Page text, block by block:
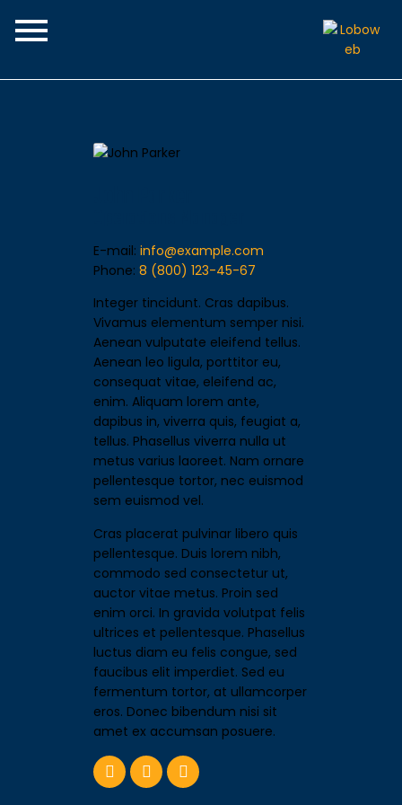
Join the Team
BUSA Rise
E-mail: info@example.com
Phone: 8 (800) 123-45-67
Integer tincidunt. Cras dapibus.
Vivamus elementum semper nisi.
Aenean vulputate eleifend tellus.
Aenean leo ligula, porttitor eu,
consequat vitae, eleifend ac,
enim. Aliquam lorem ante,
dapibus in, viverra quis, feugiat a,
tellus. Phasellus viverra nulla ut
metus varius laoreet. Nam ornare
pellentesque tortor, nec euismod
sem euismod vel.
Cras placerat pulvinar libero quis
pellentesque. Duis lorem nibh,
commodo sed consectetur ut,
auctor vitae metus. Proin sed
enim orci. In gravida volutpat felis
ultrices et pellentesque. Phasellus
luctus diam eu felis congue, sed
faucibus elit imperdiet. Sed eu
fermentum tortor, at ullamcorper
eros. Donec bibendum nisi sit
amet ex accumsan posuere.